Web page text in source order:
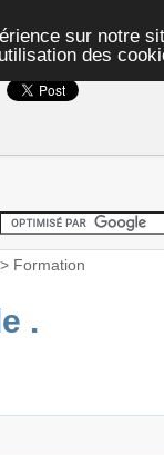
sur notre
des
Formation
.